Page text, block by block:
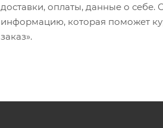
доставки, оплаты, данные о себе.
информацию, которая поможет
заказ».